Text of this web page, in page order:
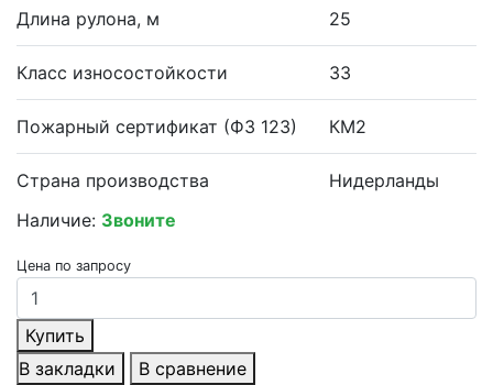
Длина рулона, м 25
Класс износостойкости 33
Пожарный сертификат (ФЗ 123) КМ2
Страна производства
Нидерланды
Наличие: Звоните
Цена по запросу
Купить
В закладки
В сравнение